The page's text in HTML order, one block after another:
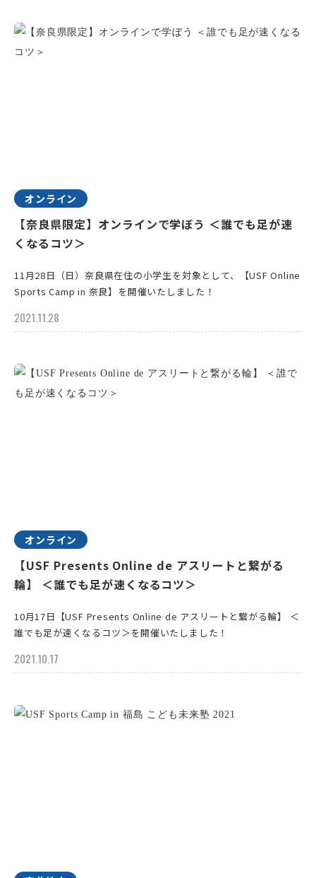
オンライン
【奈良県限定】オンラインで学ぼう ＜誰でも足が速
くなるコツ＞
11月28日（日）奈良県在住の小学生を対象として、【USF Online
Sports Camp in 奈良】を開催いたしました！
2021.11.28
オンライン
【USF Presents Online de アスリートと繋がる
輪】 ＜誰でも足が速くなるコツ＞
10月17日【USF Presents Online de アスリートと繋がる輪】 ＜
誰でも足が速くなるコツ＞を開催いたしました！
2021.10.17